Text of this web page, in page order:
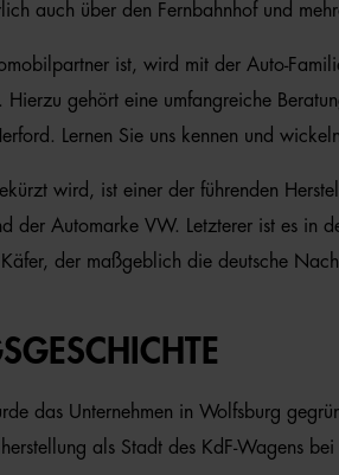
auch über den Fernbahnhof und
ist, wird mit der Auto-
gehört eine umfangreiche
Lernen Sie uns kennen und
wird, ist einer der führenden
Automarke VW. Letzterer ist es in
der maßgeblich die deutsche
das Unternehmen in Wolfsburg
als Stadt des KdF-Wagens